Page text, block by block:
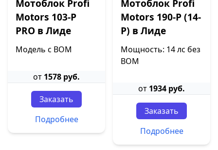
Мотоблок Profi
Motors 103-P
PRO в Лиде
Модель с ВОМ
от 1578 руб.
Заказать
Подробнее
Мотоблок Profi
Motors 190-P (14-
P) в Лиде
Мощность: 14 лс без
ВОМ
от 1934 руб.
Заказать
Подробнее